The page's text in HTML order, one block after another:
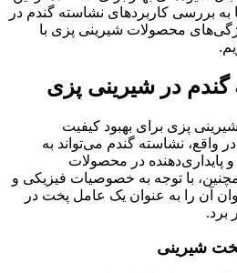
به بررسی کاربردهای نشاسته گندم در
محصولات شیرینی پزی با
گندم در شیرینی پزی
پزی برای بهبود کیفیت
نشاسته گندم می‌تواند به
پایداری‌دهنده در محصولات
با توجه به خصوصیات فیزیکی و
آن را به عنوان یک عامل پخت در
برد.
شیرینی